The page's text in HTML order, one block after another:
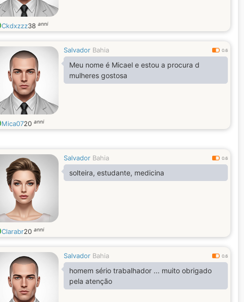
Ckdxzzz38 anni
Salvador Bahia 0.6
Meu nome é Micael e estou a procura d
mulheres gostosa
Mica0720 anni
Salvador Bahia 0.6
solteira, estudante, medicina
Clarabr20 anni
Salvador Bahia 0.6
homem sério trabalhador ... muito obrigado
pela atenção